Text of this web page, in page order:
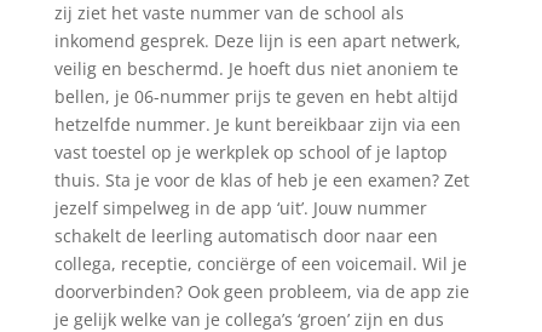
zij ziet het vaste nummer van de school als
inkomend gesprek. Deze lijn is een apart netwerk,
veilig en beschermd. Je hoeft dus niet anoniem te
bellen, je 06-nummer prijs te geven en hebt altijd
hetzelfde nummer. Je kunt bereikbaar zijn via een
vast toestel op je werkplek op school of je laptop
thuis. Sta je voor de klas of heb je een examen? Zet
jezelf simpelweg in de app ‘uit’. Jouw nummer
schakelt de leerling automatisch door naar een
collega, receptie, conciërge of een voicemail. Wil je
doorverbinden? Ook geen probleem, via de app zie
je gelijk welke van je collega’s ‘groen’ zijn en dus